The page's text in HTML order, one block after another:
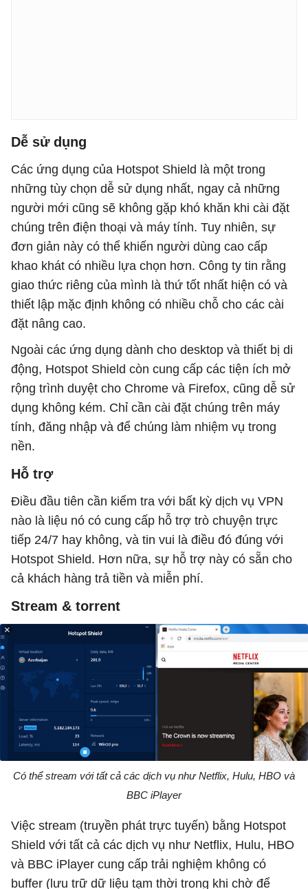
Dễ sử dụng
Các ứng dụng của Hotspot Shield là một trong
những tùy chọn dễ sử dụng nhất, ngay cả những
người mới cũng sẽ không gặp khó khăn khi cài đặt
chúng trên điện thoại và máy tính. Tuy nhiên, sự
đơn giản này có thể khiến người dùng cao cấp
khao khát có nhiều lựa chọn hơn. Công ty tin rằng
giao thức riêng của mình là thứ tốt nhất hiện có và
thiết lập mặc định không có nhiều chỗ cho các cài
đặt nâng cao.
Ngoài các ứng dụng dành cho desktop và thiết bị di
động, Hotspot Shield còn cung cấp các tiện ích mở
rộng trình duyệt cho Chrome và Firefox, cũng dễ sử
dụng không kém. Chỉ cần cài đặt chúng trên máy
tính, đăng nhập và để chúng làm nhiệm vụ trong
nền.
Hỗ trợ
Điều đầu tiên cần kiểm tra với bất kỳ dịch vụ VPN
nào là liệu nó có cung cấp hỗ trợ trò chuyện trực
tiếp 24/7 hay không, và tin vui là điều đó đúng với
Hotspot Shield. Hơn nữa, sự hỗ trợ này có sẵn cho
cả khách hàng trả tiền và miễn phí.
Stream & torrent
Có thể stream với tất cả các dịch vụ như Netflix, Hulu, HBO và
BBC iPlayer
Việc stream (truyền phát trực tuyến) bằng Hotspot
Shield với tất cả các dịch vụ như Netflix, Hulu, HBO
và BBC iPlayer cung cấp trải nghiệm không có
buffer (lưu trữ dữ liệu tạm thời trong khi chờ để